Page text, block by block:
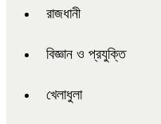
রাজধানী
বিজ্ঞান ও প্রযুক্তি
খেলাধুলা